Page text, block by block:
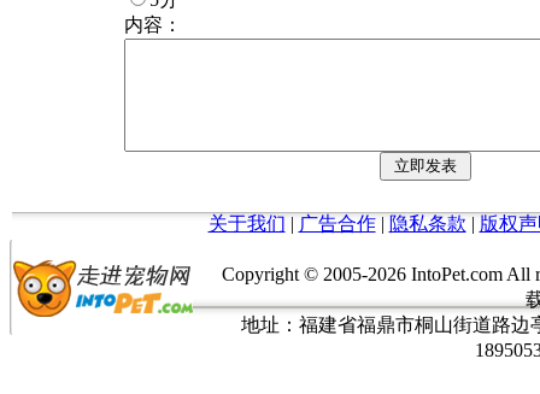
内容：
关于我们 | 广告合作| 隐私条款 | 版权
Copyright © 2005-2026 IntoPet.com
地址：福建省福鼎市桐山街道路边